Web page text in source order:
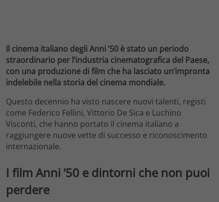
Il cinema italiano degli Anni ’50 è stato un periodo
straordinario per l’industria cinematografica del Paese,
con una produzione di film che ha lasciato un’impronta
indelebile nella storia del cinema mondiale.
Questo decennio ha visto nascere nuovi talenti, registi
come Federico Fellini, Vittorio De Sica e Luchino
Visconti, che hanno portato il cinema italiano a
raggiungere nuove vette di successo e riconoscimento
internazionale.
I film Anni ’50 e dintorni che non puoi
perdere